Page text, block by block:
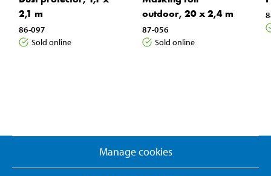
2,1 m
86-097
Sold online
outdoor, 20 x 2,4 m
87-056
Sold online
Manage cookies